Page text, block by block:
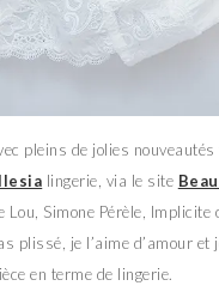
pleins de jolies
lingerie, via le site
Simone Pérèle, Implicite
plissé, je l’aime d’amour et
en terme de lingerie.